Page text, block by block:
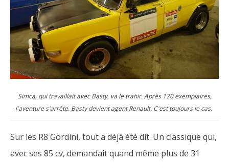
Simca, qui travaillait avec Basty, va le trahir. Après 170 exemplaires,
l'aventure s'arrête. Basty devient agent Renault. C'est toujours le cas.
Sur les R8 Gordini, tout a déjà été dit. Un classique qui,
avec ses 85 cv, demandait quand même plus de 31